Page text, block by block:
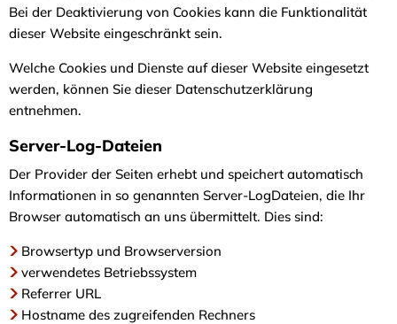
Bei der Deaktivierung von Cookies kann die Funktionalität
dieser Website eingeschränkt sein.
Welche Cookies und Dienste auf dieser Website eingesetzt
werden, können Sie dieser Datenschutzerklärung
entnehmen.
Server-Log-Dateien
Der Provider der Seiten erhebt und speichert automatisch
Informationen in so genannten Server-LogDateien, die Ihr
Browser automatisch an uns übermittelt. Dies sind:
Browsertyp und Browserversion
verwendetes Betriebssystem
Referrer URL
Hostname des zugreifenden Rechners